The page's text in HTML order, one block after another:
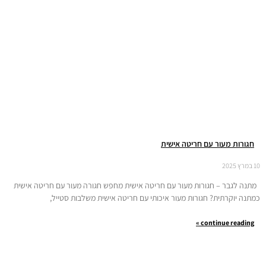
חגורות מעור עם חריטה אישית
10 במרץ 2025
מתנה לגבר – חגורות מעור עם חריטה אישית מחפש חגורה מעור עם חריטה אישית
כמתנה יוקרתית? חגורות מעור איכותי עם חריטה אישית משלבות סטייל,
continue reading »